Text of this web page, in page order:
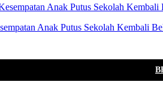
Anak Putus Sekolah Kembali